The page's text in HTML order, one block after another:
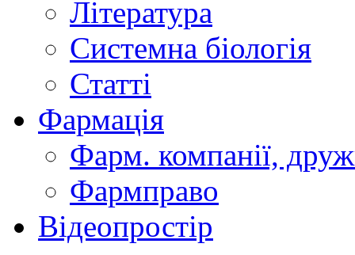
Література
Системна біологія
Статті
Фармація
Фарм. компанії,
Фармправо
Відеопростір